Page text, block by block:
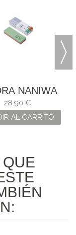
NANIWA
220 /
1000
28,90 €
AL CARRITO